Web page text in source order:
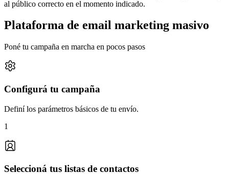
al público correcto en el momento indicado.
Plataforma de email marketing masivo
Poné tu campaña en marcha en pocos pasos
Configurá tu campaña
Definí los parámetros básicos de tu envío.
1
Seleccioná tus listas de contactos